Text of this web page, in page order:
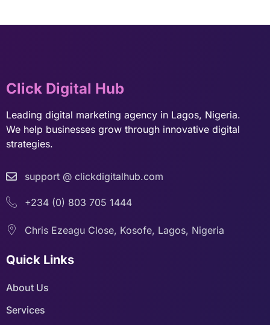
Click Digital Hub
Leading digital marketing agency in Lagos, Nigeria.
We help businesses grow through innovative digital
strategies.
support @ clickdigitalhub.com
+234 (0) 803 705 1444
Chris Ezeagu Close, Kosofe, Lagos, Nigeria
Quick Links
About Us
Services